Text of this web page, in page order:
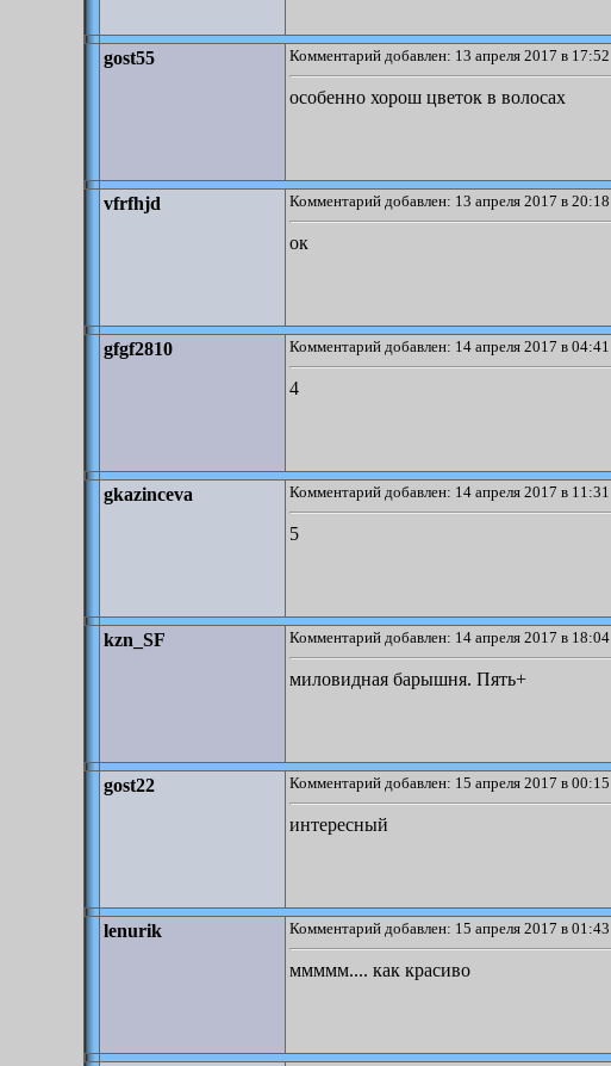
gost55 Комментарий добавлен: 13 апреля 2017 в 17:52
особенно хорош цветок в волосах
vfrfhjd Комментарий добавлен: 13 апреля 2017 в 20:18
ок
gfgf2810 Комментарий добавлен: 14 апреля 2017 в 04:41
4
gkazinceva Комментарий добавлен: 14 апреля 2017 в 11:31
5
kzn_SF Комментарий добавлен: 14 апреля 2017 в 18:04
миловидная барышня. Пять+
gost22 Комментарий добавлен: 15 апреля 2017 в 00:15
интересный
lenurik Комментарий добавлен: 15 апреля 2017 в 01:43
ммммм.... как красиво